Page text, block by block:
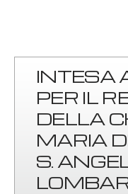
INTESA
PER IL
DELLA
MARIA
S.